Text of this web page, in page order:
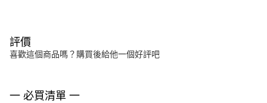
評價
喜歡這個商品嗎？購買後給他一個好評吧
一 必買清單 一